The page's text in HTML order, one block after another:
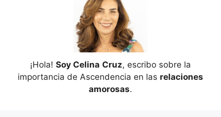
¡Hola! Soy Celina Cruz, escribo sobre la
importancia de Ascendencia en las relaciones
amorosas.